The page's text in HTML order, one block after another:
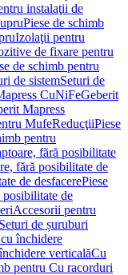
instalaţii de
Piese de schimb
Izolaţii pentru
de fixare pentru
de schimb pentru
de sistemSeturi de
CuNiFeGeberit
Mapress
MufeReducţiiPiese
pentru
fără posibilitate
fără posibilitate de
de desfacerePiese
de
Accesorii pentru
Seturi de șuruburi
închidere
verticalăCu
pentru Cu racorduri